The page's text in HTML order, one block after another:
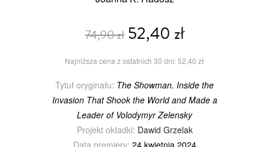
74,90 zł52,40 zł
Najniższa cena z ostatnich 30 dni: 52,40 zł
Tytuł oryginału: The Showman. Inside the
Invasion That Shook the World and Made a
Leader of Volodymyr Zelensky
Projekt okładki: Dawid Grzelak
Data premiery: 24 kwietnia 2024